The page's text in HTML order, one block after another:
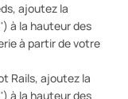
ajoutez la
à la hauteur des
à partir de votre
Rails, ajoutez la
à la hauteur des